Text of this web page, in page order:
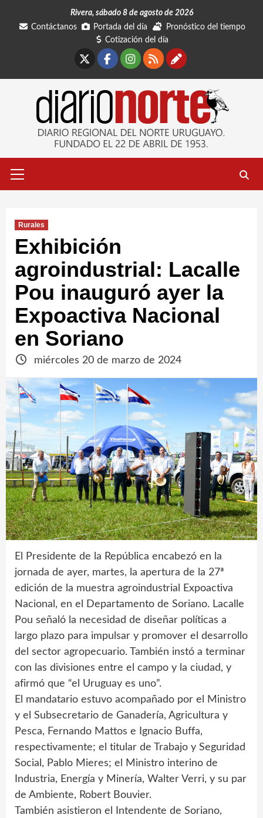
Rivera, sábado 8 de agosto de 2026
Contáctanos
Portada del día
Pronóstico del tiempo
Cotización del día
Facebook
Instagram
RSSContáctanos
primario
Rurales
Exhibición
agroindustrial: Lacalle
Pou inauguró ayer la
Expoactiva Nacional
en Soriano
miércoles 20 de marzo de 2024
El Presidente de la República encabezó en la
jornada de ayer, martes, la apertura de la 27ª
edición de la muestra agroindustrial Expoactiva
Nacional, en el Departamento de Soriano. Lacalle
Pou señaló la necesidad de diseñar políticas a
largo plazo para impulsar y promover el desarrollo
del sector agropecuario. También instó a terminar
con las divisiones entre el campo y la ciudad, y
afirmó que “el Uruguay es uno”.
El mandatario estuvo acompañado por el Ministro
y el Subsecretario de Ganadería, Agricultura y
Pesca, Fernando Mattos e Ignacio Buffa,
respectivamente; el titular de Trabajo y Seguridad
Social, Pablo Mieres; el Ministro interino de
Industria, Energía y Minería, Walter Verri, y su par
de Ambiente, Robert Bouvier.
También asistieron el Intendente de Soriano,